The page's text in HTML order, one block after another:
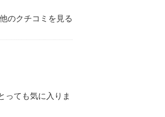
のクチコミを見る
っても気に入りま